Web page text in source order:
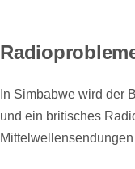
In Simbabwe wird der
und ein britisches